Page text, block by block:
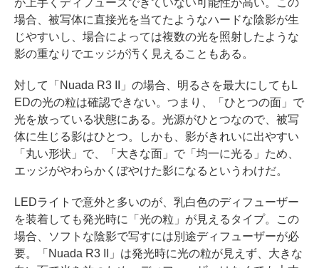
場合、被写体に直接光を当てたようなハードな陰影が生
じやすいし、場合によっては複数の光を照射したような
影の重なりでエッジが汚く見えることもある。
対して「Nuada R3 II」の場合、明るさを最大にしてもL
EDの光の粒は確認できない。つまり、「ひとつの面」で
光を放っている状態にある。光源がひとつなので、被写
体に生じる影はひとつ。しかも、影がきれいに出やすい
「丸い形状」で、「大きな面」で「均一に光る」ため、
エッジがやわらかくぼやけた影になるというわけだ。
LEDライトで意外と多いのが、乳白色のディフューザー
を装着しても発光時に「光の粒」が見えるタイプ。この
場合、ソフトな陰影で写すには別途ディフューザーが必
要。「Nuada R3 II」は発光時に光の粒が見えず、大きな